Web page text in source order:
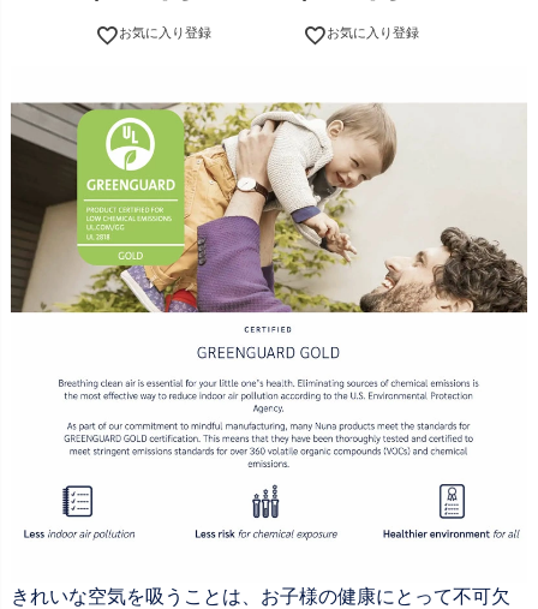
お気に入り登録 お気に入り登録
きれいな空気を吸うことは、お子様の健康にとって不可欠